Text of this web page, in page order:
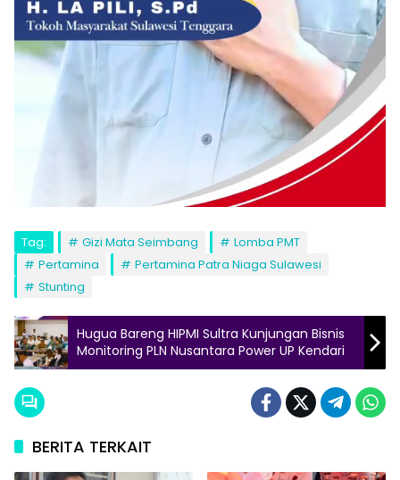
Tag: Gizi Mata Seimbang
Lomba PMT
Pertamina
Pertamina Patra Niaga Sulawesi
Stunting
Hugua Bareng HIPMI Sultra Kunjungan Bisnis
Monitoring PLN Nusantara Power UP Kendari
BERITA TERKAIT